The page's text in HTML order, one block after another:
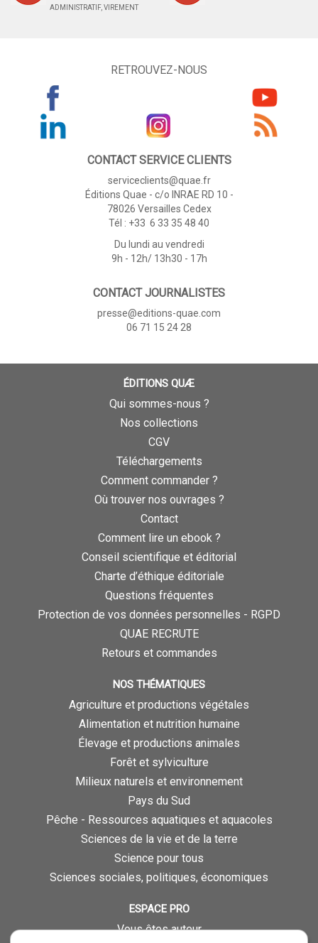
ADMINISTRATIF, VIREMENT
RETROUVEZ-NOUS
CONTACT SERVICE CLIENTS
serviceclients@quae.fr
Éditions Quae - c/o INRAE RD 10 -
78026 Versailles Cedex
Tél : +33 6 33 35 48 40
Du lundi au vendredi
9h - 12h/ 13h30 - 17h
CONTACT JOURNALISTES
presse@editions-quae.com
06 71 15 24 28
ÉDITIONS QUÆ
Qui sommes-nous ?
Nos collections
CGV
Téléchargements
Comment commander ?
Où trouver nos ouvrages ?
Contact
Comment lire un ebook ?
Conseil scientifique et éditorial
Charte d’éthique éditoriale
Questions fréquentes
Protection de vos données personnelles - RGPD
QUAE RECRUTE
Retours et commandes
NOS THÉMATIQUES
Agriculture et productions végétales
Alimentation et nutrition humaine
Élevage et productions animales
Forêt et sylviculture
Milieux naturels et environnement
Pays du Sud
Pêche - Ressources aquatiques et aquacoles
Sciences de la vie et de la terre
Science pour tous
Sciences sociales, politiques, économiques
ESPACE PRO
Vous êtes auteur